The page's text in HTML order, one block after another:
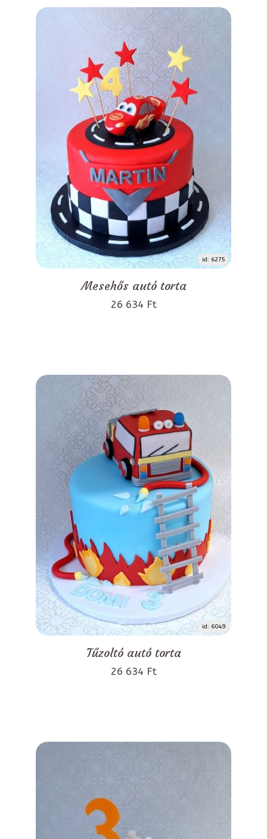
id: 6275
Mesehős autó torta
26 634 Ft
id: 6049
Tűzoltó autó torta
26 634 Ft